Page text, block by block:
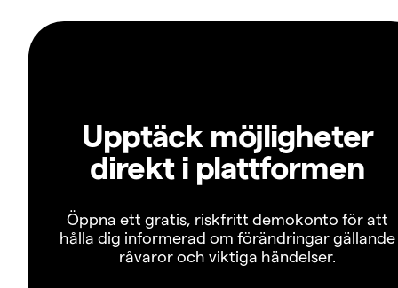
Upptäck möjligheter
direkt i plattformen
Öppna ett gratis, riskfritt demokonto för att
hålla dig informerad om förändringar gällande
råvaror och viktiga händelser.